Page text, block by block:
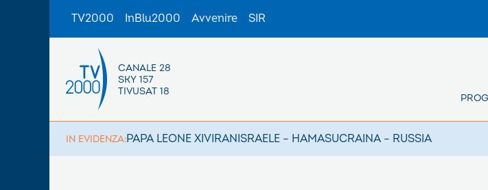
TV2000 InBlu2000 Avvenire SIR
CANALE 28
SKY 157
TIVUSAT 18
IN EVIDENZA:PAPA LEONE XIVIRANISRAELE – HAMASUCRAINA – RUSSIA